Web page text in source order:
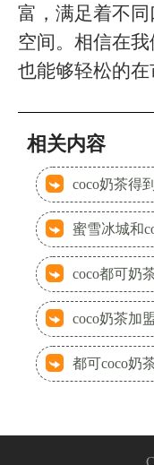
富，满足着不
空间。相信在
也能够轻松的在
相关内容
coco奶茶得
蜜雪冰城和
coco都可奶
coco奶茶加
都可coco奶